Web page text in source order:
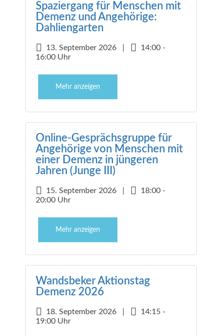
Spaziergang für Menschen mit
Demenz und Angehörige:
Dahliengarten
13. September 2026 |
14:00 -
16:00 Uhr
Mehr anzeigen
Online-Gesprächsgruppe für
Angehörige von Menschen mit
einer Demenz in jüngeren
Jahren (Junge III)
15. September 2026 |
18:00 -
20:00 Uhr
Mehr anzeigen
Wandsbeker Aktionstag
Demenz 2026
18. September 2026 |
14:15 -
19:00 Uhr